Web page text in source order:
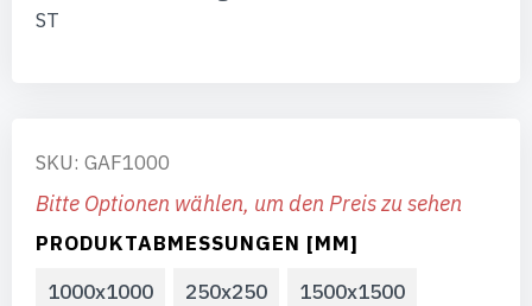
ST
SKU: GAF1000
Bitte Optionen wählen, um den Preis zu sehen
PRODUKTABMESSUNGEN [MM]
1000x1000
250x250 1500x1500